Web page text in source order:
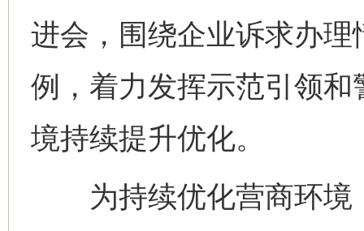
进会，围绕企业诉求办
例，着力发挥示范引领
境持续提升优化。
为持续优化营商环境